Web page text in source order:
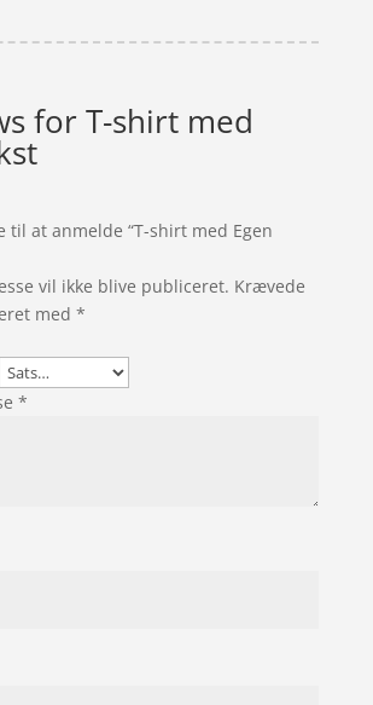
forT-shirt med
til at anmelde “T-shirt med Egen
vil ikke blive publiceret. Krævede
med *
*